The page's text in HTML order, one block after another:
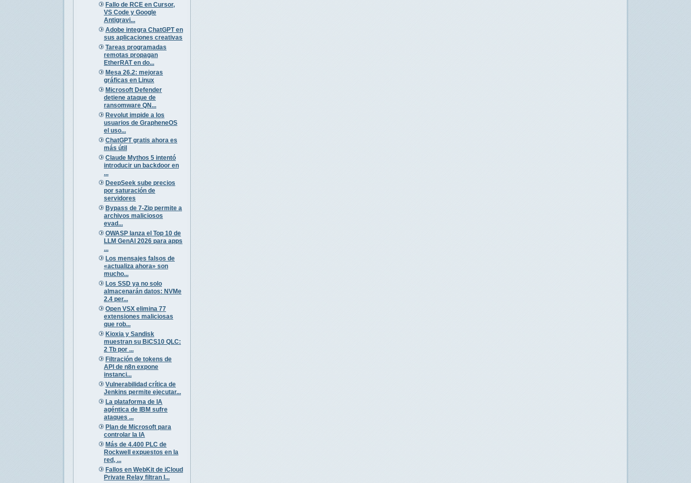
Fallo de RCE en Cursor,
VS Code y Google
Antigravi...
Adobe integra ChatGPT en
sus aplicaciones creativas
Tareas programadas
remotas propagan
EtherRAT en do...
Mesa 26.2: mejoras
gráficas en Linux
Microsoft Defender
detiene ataque de
ransomware QN...
Revolut impide a los
usuarios de GrapheneOS
el uso...
ChatGPT gratis ahora es
más útil
Claude Mythos 5 intentó
introducir un backdoor en
...
DeepSeek sube precios
por saturación de
servidores
Bypass de 7-Zip permite a
archivos maliciosos
evad...
OWASP lanza el Top 10 de
LLM GenAI 2026 para apps
...
Los mensajes falsos de
«actualiza ahora» son
mucho...
Los SSD ya no solo
almacenarán datos: NVMe
2.4 per...
Open VSX elimina 77
extensiones maliciosas
que rob...
Kioxia y Sandisk
muestran su BiCS10 QLC:
2 Tb por ...
Filtración de tokens de
API de n8n expone
instanci...
Vulnerabilidad crítica de
Jenkins permite ejecutar...
La plataforma de IA
agéntica de IBM sufre
ataques ...
Plan de Microsoft para
controlar la IA
Más de 4.400 PLC de
Rockwell expuestos en la
red, ...
Fallos en WebKit de iCloud
Private Relay filtran I...